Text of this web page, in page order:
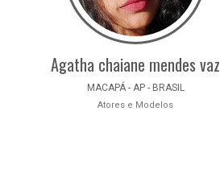
Agatha chaiane mendes vaz
MACAPÁ - AP - BRASIL
Atores e Modelos